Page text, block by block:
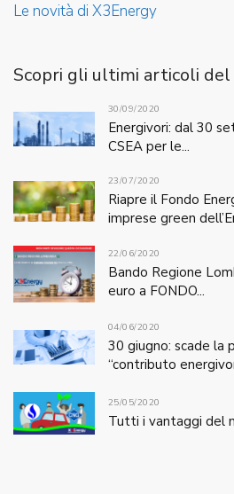
Le novità di X3Energy
Scopri gli ultimi articoli
30/09/2020
Energivori: dal 30
CSEA per le...
23/07/2020
Riapre il Fondo
imprese green
22/06/2020
Bando Regione
euro a FONDO...
04/06/2020
30 giugno: scade la
“contributo
25/05/2020
Tutti i vantaggi del